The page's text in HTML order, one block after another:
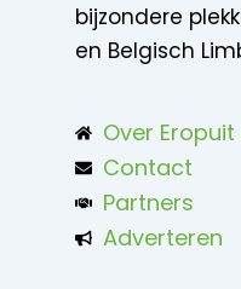
bijzondere
en Belgisch
Over
Contact
Partners
Adverteren